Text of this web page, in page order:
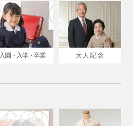
入園・入学・卒業 大人記念